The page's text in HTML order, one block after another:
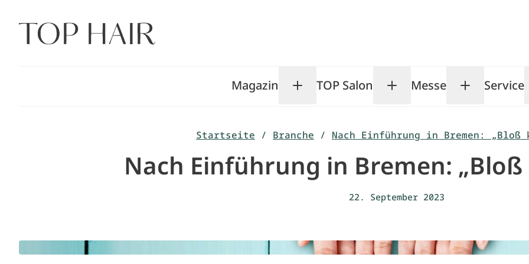
Inhalt
springen
Magazin Toggle Magazin submenu
TOP Salon Toggle TOP Salon
Messe ToggleService
Startseite / Branche / Nach Einführung in Bremen: „Bloß
Nach Einführung in Bremen: „Bloß
22. September 2023